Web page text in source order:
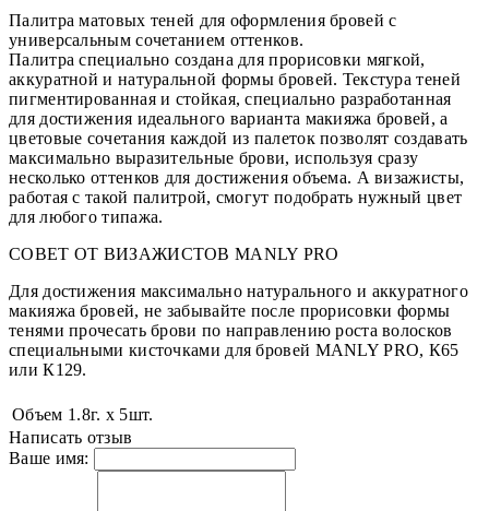
Палитра матовых теней для оформления бровей с
универсальным сочетанием оттенков.
Палитра специально создана для прорисовки мягкой,
аккуратной и натуральной формы бровей. Текстура теней
пигментированная и стойкая, специально разработанная
для достижения идеального варианта макияжа бровей, а
цветовые сочетания каждой из палеток позволят создавать
максимально выразительные брови, используя сразу
несколько оттенков для достижения объема. А визажисты,
работая с такой палитрой, смогут подобрать нужный цвет
для любого типажа.
СОВЕТ ОТ ВИЗАЖИСТОВ MANLY PRO
Для достижения максимально натурального и аккуратного
макияжа бровей, не забывайте после прорисовки формы
тенями прочесать брови по направлению роста волосков
специальными кисточками для бровей MANLY PRO, К65
или К129.
Объем 1.8г. х 5шт.
Написать отзыв
Ваше имя: